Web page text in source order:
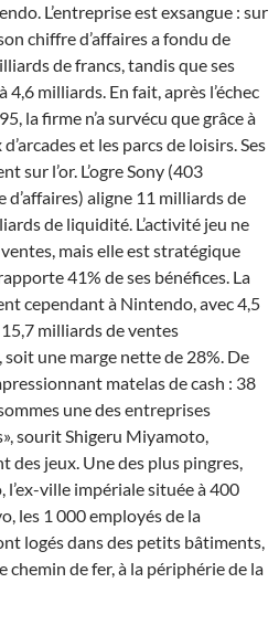
L’entreprise est exsangue : sur
chiffre d’affaires a fondu de
de francs, tandis que ses
4,6 milliards. En fait, après l’échec
la firme n’a survécu que grâce à
et les parcs de loisirs. Ses
sur l’or. L’ogre Sony (403
aligne 11 milliards de
de liquidité. L’activité jeu ne
mais elle est stratégique
41% de ses bénéfices. La
cependant à Nintendo, avec 4,5
milliards de ventes
une marge nette de 28%. De
matelas de cash : 38
une des entreprises
sourit Shigeru Miyamoto,
des jeux. Une des plus pingres,
ville impériale située à 400
les 1 000 employés de la
logés dans des petits bâtiments,
chemin de fer, à la périphérie de la